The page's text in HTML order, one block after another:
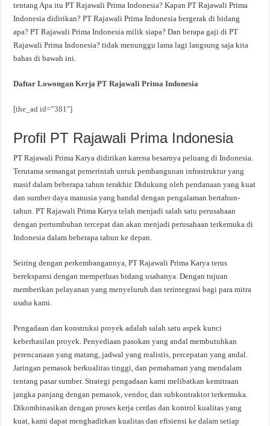
tentang Apa itu PT Rajawali Prima Indonesia? Kapan PT Rajawali Prima
Indonesia didirikan? PT Rajawali Prima Indonesia bergerak di bidang
apa? PT Rajawali Prima Indonesia milik siapa? Dan berapa gaji di PT
Rajawali Prima Indonesia? tidak menunggu lama lagi langsung saja kita
bahas di bawah ini.
Daftar Lowongan Kerja PT Rajawali Prima Indonesia
[the_ad id=”381″]
Profil PT Rajawali Prima Indonesia
PT Rajawali Prima Karya didirikan karena besarnya peluang di Indonesia.
Terutama semangat pemerintah untuk pembangunan infrastruktur yang
masif dalam beberapa tahun terakhir. Didukung oleh pendanaan yang kuat
dan sumber daya manusia yang handal dengan pengalaman bertahun-
tahun. PT Rajawali Prima Karya telah menjadi salah satu perusahaan
dengan pertumbuhan tercepat dan akan menjadi perusahaan terkemuka di
Indonesia dalam beberapa tahun ke depan.
Seiring dengan perkembangannya, PT Rajawali Prima Karya terus
berekspansi dengan memperluas bidang usahanya. Dengan tujuan
memberikan pelayanan yang menyeluruh dan terintegrasi bagi para mitra
usaha kami.
Pengadaan dan konstruksi proyek adalah salah satu aspek kunci
keberhasilan proyek. Penyediaan pasokan yang andal membutuhkan
perencanaan yang matang, jadwal yang realistis, percepatan yang andal.
Jaringan pemasok berkualitas tinggi, dan pemahaman yang mendalam
tentang pasar sumber. Strategi pengadaan kami melibatkan kemitraan
jangka panjang dengan pemasok, vendor, dan subkontraktor terkemuka.
Dikombinasikan dengan proses kerja cerdas dan kontrol kualitas yang
kuat, kami dapat menghadirkan kualitas dan efisiensi ke dalam setiap